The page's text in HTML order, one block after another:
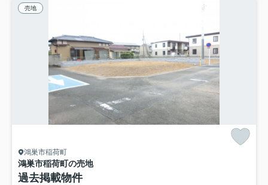
売地
鴻巣市稲荷町
鴻巣市稲荷町の売地
過去掲載物件